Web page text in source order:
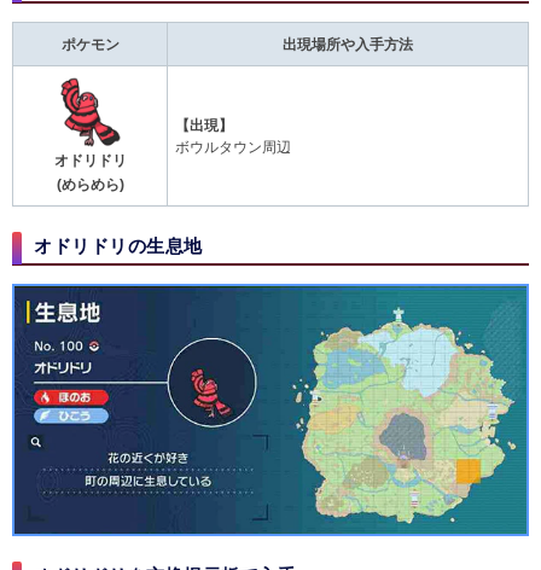
ポケモン 出現場所や入手方法
オドリドリ
(めらめら)
【出現】
ボウルタウン周辺
オドリドリの生息地